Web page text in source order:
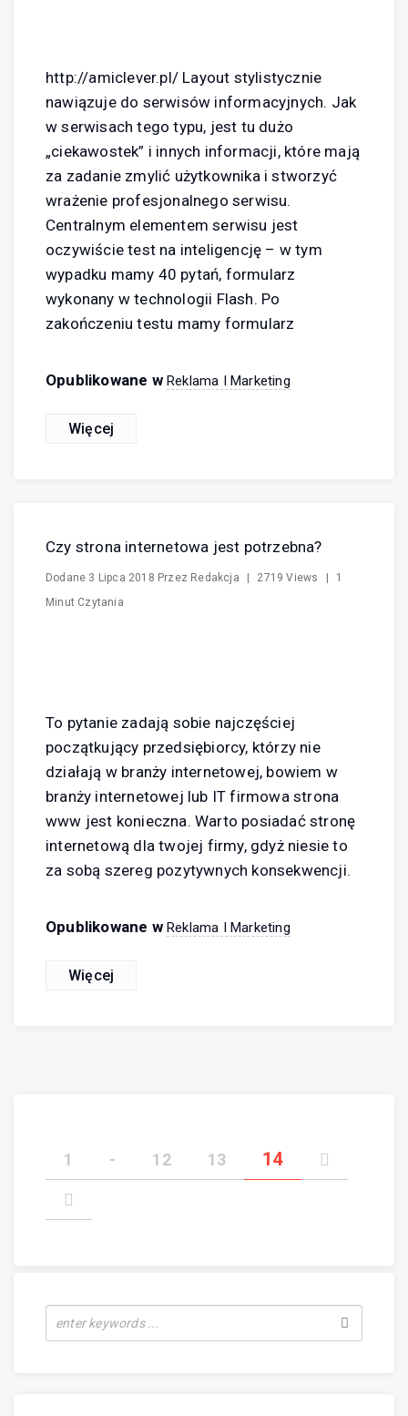
http://amiclever.pl/ Layout stylistycznie
nawiązuje do serwisów informacyjnych. Jak
w serwisach tego typu, jest tu dużo
„ciekawostek” i innych informacji, które mają
za zadanie zmylić użytkownika i stworzyć
wrażenie profesjonalnego serwisu.
Centralnym elementem serwisu jest
oczywiście test na inteligencję – w tym
wypadku mamy 40 pytań, formularz
wykonany w technologii Flash. Po
zakończeniu testu mamy formularz
Opublikowane w Reklama I Marketing
Więcej
Czy strona internetowa jest potrzebna?
Dodane 3 Lipca 2018 Przez Redakcja 2719 Views
1
Minut Czytania
To pytanie zadają sobie najczęściej
początkujący przedsiębiorcy, którzy nie
działają w branży internetowej, bowiem w
branży internetowej lub IT firmowa strona
www jest konieczna. Warto posiadać stronę
internetową dla twojej firmy, gdyż niesie to
za sobą szereg pozytywnych konsekwencji.
Opublikowane w Reklama I Marketing
Więcej
1 - 12 13 14